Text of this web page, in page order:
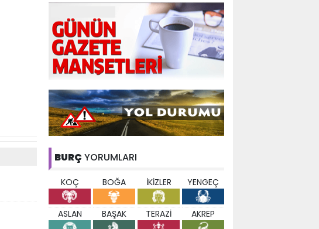
BURÇ YORUMLARI
KOÇ BOĞA İKİZLER YENGEÇ
ASLAN BAŞAK TERAZİ AKREP